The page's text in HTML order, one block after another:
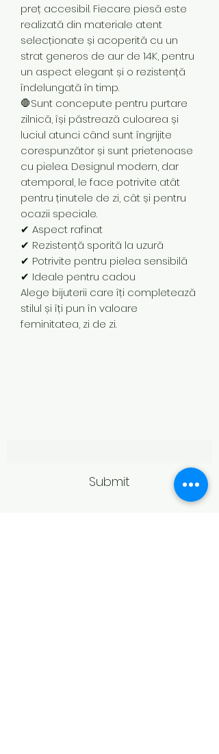
preț accesibil. Fiecare piesă este
realizată din materiale atent
selecționate și acoperită cu un
strat generos de aur de 14K, pentru
un aspect elegant și o rezistență
îndelungată în timp.
🛑Sunt concepute pentru purtare
zilnică, își păstrează culoarea și
luciul atunci când sunt îngrijite
corespunzător și sunt prietenoase
cu pielea. Designul modern, dar
atemporal, le face potrivite atât
pentru ținutele de zi, cât și pentru
ocazii speciale.
✔ Aspect rafinat
✔ Rezistență sporită la uzură
✔ Potrivite pentru pielea sensibilă
✔ Ideale pentru cadou
Alege bijuterii care îți completează
stilul și îți pun în valoare
feminitatea, zi de zi.
Submit